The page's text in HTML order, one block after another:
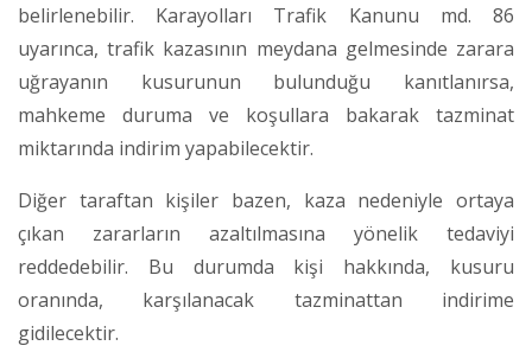
belirlenebilir. Karayolları Trafik Kanunu md. 86
uyarınca, trafik kazasının meydana gelmesinde zarara
uğrayanın kusurunun bulunduğu kanıtlanırsa,
mahkeme duruma ve koşullara bakarak tazminat
miktarında indirim yapabilecektir.
Diğer taraftan kişiler bazen, kaza nedeniyle ortaya
çıkan zararların azaltılmasına yönelik tedaviyi
reddedebilir. Bu durumda kişi hakkında, kusuru
oranında, karşılanacak tazminattan indirime
gidilecektir.